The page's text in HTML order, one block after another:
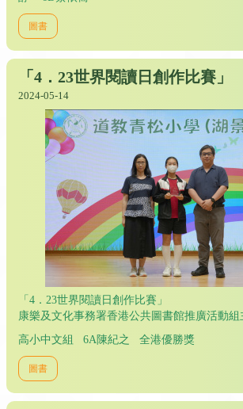
圖書
「4．23世界閱讀日創作比賽」
2024-05-14
「4．23世界閱讀日創作比賽」
康樂及文化事務署香港公共圖書館推廣活動組
高小中文組 6A陳紀之 全港優勝獎
圖書